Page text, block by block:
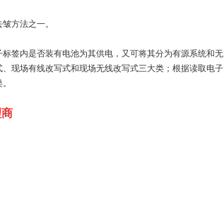
方法之一。
签内是否装有电池为其供电，又可将其分为有源系统和无
现场有线改写式和现场无线改写式三大类；根据读取电子